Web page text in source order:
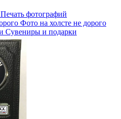
Печать фотографий
Фото на холсте не дорого
Сувениры и подарки